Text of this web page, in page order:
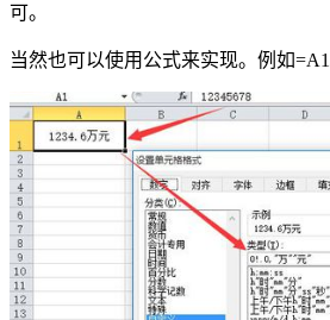
可。
当然也可以使用公式来实现。例如